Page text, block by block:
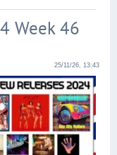
Week 46
25/11/26, 13:43